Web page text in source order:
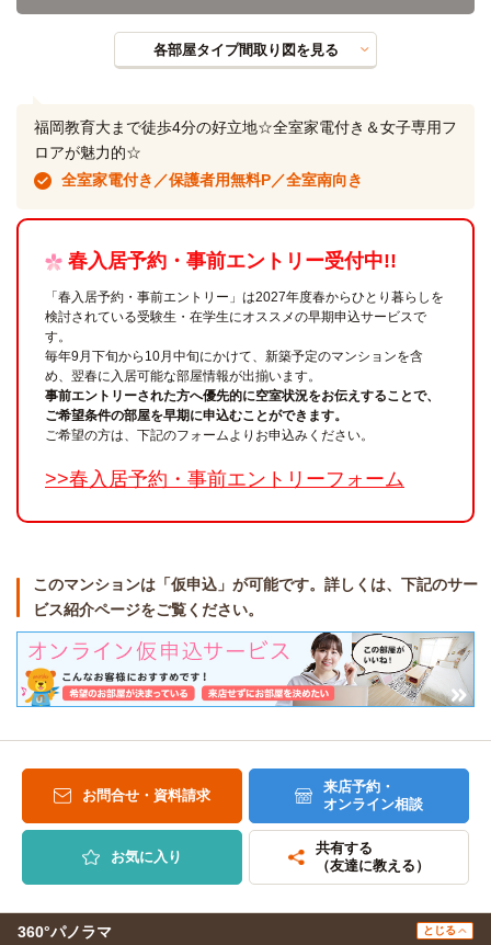
各部屋タイプ間取り図を見る
福岡教育大まで徒歩4分の好立地☆全室家電付き＆女子専用フ
ロアが魅力的☆
全室家電付き／保護者用無料P／全室南向き
春入居予約・事前エントリー受付中!!
「春入居予約・事前エントリー」は2027年度春からひとり暮らしを
検討されている受験生・在学生にオススメの早期申込サービスで
す。
毎年9月下旬から10月中旬にかけて、新築予定のマンションを含
め、翌春に入居可能な部屋情報が出揃います。
事前エントリーされた方へ優先的に空室状況をお伝えすることで、
ご希望条件の部屋を早期に申込むことができます。
ご希望の方は、下記のフォームよりお申込みください。
>>春入居予約・事前エントリーフォーム
このマンションは「仮申込」が可能です。詳しくは、下記のサー
ビス紹介ページをご覧ください。
お問合せ・資料請求
来店予約・
オンライン相談
お気に入り
共有する
（友達に教える）
360°パノラマ とじる